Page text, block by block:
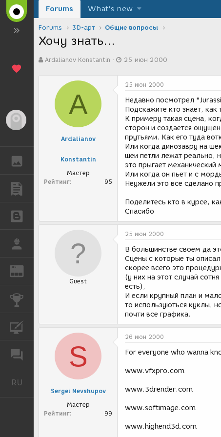
ГАЛЕРЕЯ
REN
КУРСЫ
ФОРУМ
RU
Forums What's new
Forums 3D-арт Общие вопросы
Хочу знать...
в
Ardalianov Konstantin
а
с
о
з
д
н
и
я
25 июн 2000
A
Ardalianov
Konstantin
Мастер
Рейтинг
95
25 июн 2000
Недавно посмотрел
Подскажите кто знает, как
К примеру такая сцена,
сторон и создается
прутьями. Как его туда
Или когда динозавру на
шеи петли лежат реально,
это прыгает механический
Или когда он пьет и с
Неужели это все сделано
Поделитесь кто в курсе,
Спасибо
Guest
25 июн 2000
В большинстве своем да
Сцены с которые ты
скорее всего это
(у них на этот случай
есть),
И если крупный план и
то используються куклы,
почти все графика.
S
Sergei Nevshupov
Мастер
Рейтинг
99
26 июн 2000
For everyone who wanna
www.vfxpro.com
www.3drender.com
www.softimage.com
www.highend3d.com